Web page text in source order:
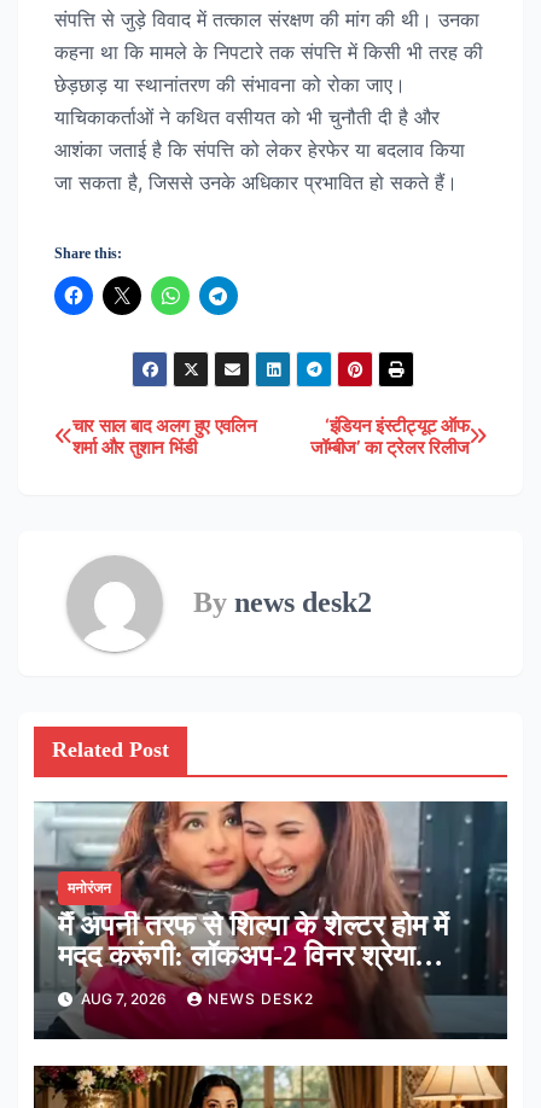
संपत्ति से जुड़े विवाद में तत्काल संरक्षण की मांग की थी। उनका
कहना था कि मामले के निपटारे तक संपत्ति में किसी भी तरह की
छेड़छाड़ या स्थानांतरण की संभावना को रोका जाए।
याचिकाकर्ताओं ने कथित वसीयत को भी चुनौती दी है और
आशंका जताई है कि संपत्ति को लेकर हेरफेर या बदलाव किया
जा सकता है, जिससे उनके अधिकार प्रभावित हो सकते हैं।
Share this:
Post
‘इंडियन इंस्टीट्यूट ऑफ
जॉम्बीज’ का ट्रेलर रिलीज
चार साल बाद अलग हुए एवलिन
शर्मा और तुशान भिंडी
By news desk2
Related Post
मनोरंजन
मैं अपनी तरफ से शिल्पा के शेल्टर होम में
मदद करूंगी: लॉकअप-2 विनर श्रेया
कालरा
AUG 7, 2026 NEWS DESK2